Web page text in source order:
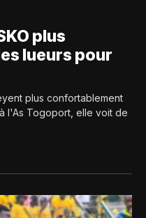
plus
lueurs pour
plus confortablement
l'As Togoport, elle voit de